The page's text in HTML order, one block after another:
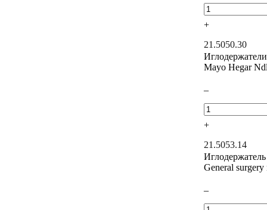
+
21.5050.30
Mayo Hegar
–
+
21.5053.14
General
–